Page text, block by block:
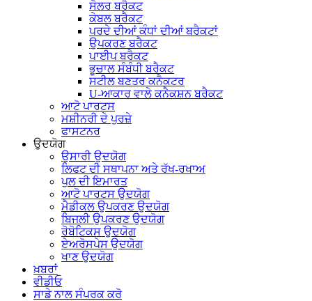
ਸੋਲਰ ਬਰੈਕਟ
ਕੇਬਲ ਬਰੈਕਟ
ਪਰਦੇ ਦੀਆਂ ਕੰਧਾਂ ਦੀਆਂ ਬਰੈਕਟਾਂ
ਉਪਕਰਣ ਬਰੈਕਟ
ਪਾਈਪ ਬਰੈਕਟ
ਭੂਚਾਲ ਸੰਬੰਧੀ ਬਰੈਕਟ
ਸਟੀਲ ਬਣਤਰ ਕਨੈਕਟਰ
U-ਆਕਾਰ ਵਾਲੇ ਕਨੈਕਸ਼ਨ ਬਰੈਕਟ
ਆਟੋ ਪਾਰਟਸ
ਮਸ਼ੀਨਰੀ ਦੇ ਪੁਰਜ਼ੇ
ਫਾਸਟਨਰ
ਉਦਯੋਗ
ਉਸਾਰੀ ਉਦਯੋਗ
ਲਿਫਟ ਦੀ ਸਥਾਪਨਾ ਅਤੇ ਰੱਖ-ਰਖਾਅ
ਪੁਲ ਦੀ ਇਮਾਰਤ
ਆਟੋ ਪਾਰਟਸ ਉਦਯੋਗ
ਮੈਡੀਕਲ ਉਪਕਰਣ ਉਦਯੋਗ
ਬਿਜਲੀ ਉਪਕਰਣ ਉਦਯੋਗ
ਰੋਬੋਟਿਕਸ ਉਦਯੋਗ
ਏਅਰੋਸਪੇਸ ਉਦਯੋਗ
ਖਾਣ ਉਦਯੋਗ
ਖ਼ਬਰਾਂ
ਵੀਡੀਓ
ਸਾਡੇ ਨਾਲ ਸੰਪਰਕ ਕਰੋ